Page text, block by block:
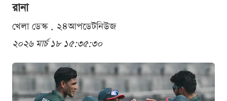
রানা
খেলা ডেস্ক . ২৪আপডেটনিউজ
২০২৬ মার্চ ১৮ ১৫:৩৫:৩০